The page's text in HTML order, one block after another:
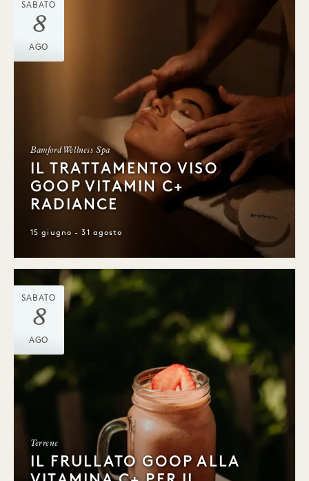
SABATO
8
AGO
Bamford Wellness Spa
IL TRATTAMENTO VISO
GOOP VITAMIN C+
RADIANCE
15 giugno - 31 agosto
SABATO
8
AGO
Terrene
IL FRULLATO GOOP ALLA